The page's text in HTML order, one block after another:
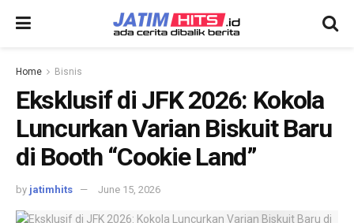
Home Bisnis
Eksklusif di JFK 2026: Kokola
Luncurkan Varian Biskuit Baru
di Booth “Cookie Land”
by jatimhits June 15, 2026